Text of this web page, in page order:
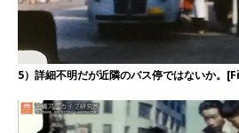
5）詳細不明だが近隣のバス停ではないか。